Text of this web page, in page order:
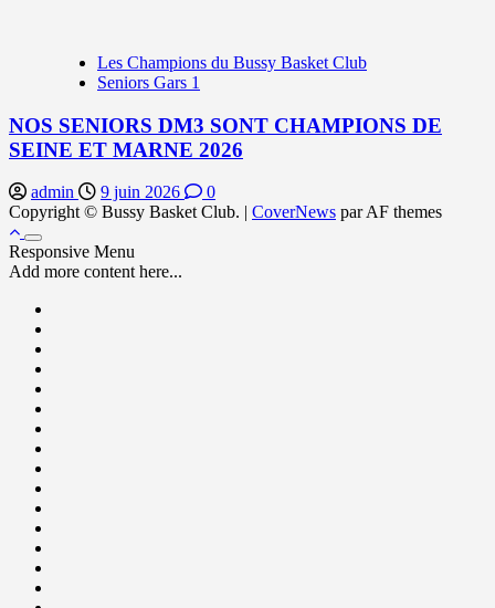
Les Champions du Bussy Basket Club
Seniors Gars 1
NOS SENIORS DM3 SONT CHAMPIONS DE
SEINE ET MARNE 2026
admin 9 juin 2026
0
Copyright © Bussy Basket Club. | CoverNews par AF themes
Responsive Menu
Add more content here...